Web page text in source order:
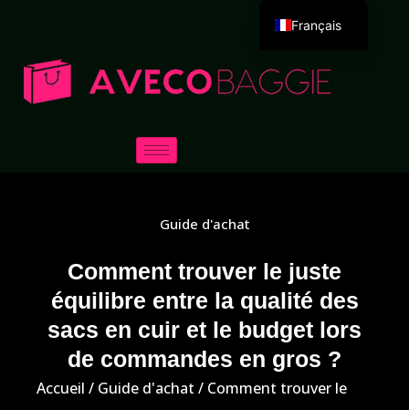
Guide d'achat
Comment trouver le juste
équilibre entre la qualité des
sacs en cuir et le budget lors
de commandes en gros ?
Accueil / Guide d'achat / Comment trouver le
Français
Deutsch
日本語
한국어
Dansk